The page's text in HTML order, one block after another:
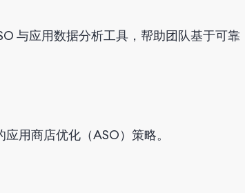
与应用数据分析工具，帮助团队基于可靠
用商店优化（ASO）策略。